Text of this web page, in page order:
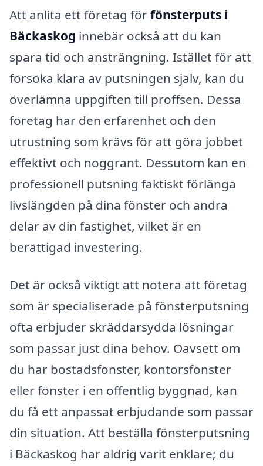
Att anlita ett företag förfönsterputs i
Bäckaskog innebär också att du kan
spara tid och ansträngning. Istället för att
försöka klara av putsningen själv, kan du
överlämna uppgiften till proffsen. Dessa
företag har den erfarenhet och den
utrustning som krävs för att göra jobbet
effektivt och noggrant. Dessutom kan en
professionell putsning faktiskt förlänga
livslängden på dina fönster och andra
delar av din fastighet, vilket är en
berättigad investering.
Det är också viktigt att notera att företag
som är specialiserade på fönsterputsning
ofta erbjuder skräddarsydda lösningar
som passar just dina behov. Oavsett om
du har bostadsfönster, kontorsfönster
eller fönster i en offentlig byggnad, kan
du få ett anpassat erbjudande som passar
din situation. Att beställa fönsterputsning
i Bäckaskog har aldrig varit enklare; du